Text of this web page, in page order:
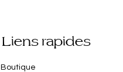
Liens rapides
Boutique